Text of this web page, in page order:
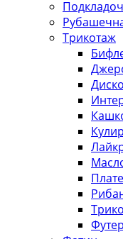
Трикотаж
Диско
Футер